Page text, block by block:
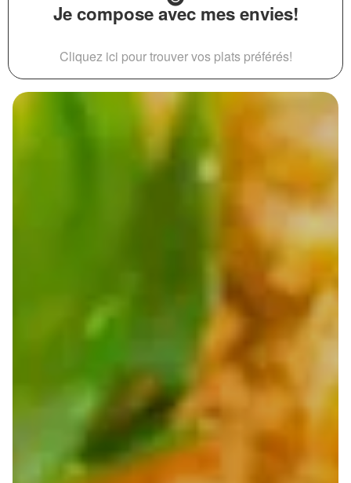
Je compose avec mes envies!
Cliquez ici pour trouver vos plats préférés!